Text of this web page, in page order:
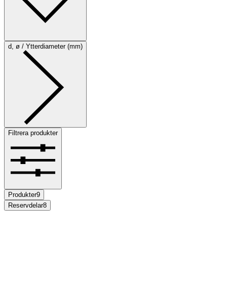
d, ø / Ytterdiameter (mm)
Filtrera produkter
Produkter9
Reservdelar8